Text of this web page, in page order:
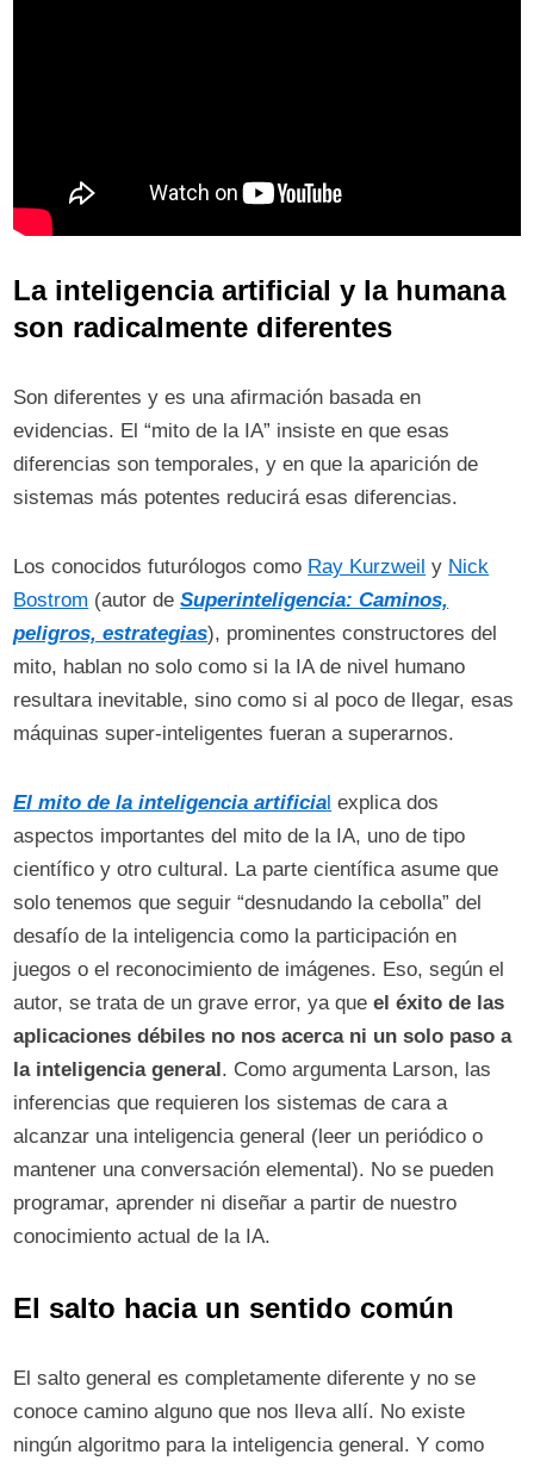
La inteligencia artificial y la humana
son radicalmente diferentes
Son diferentes y es una afirmación basada en
evidencias. El “mito de la IA” insiste en que esas
diferencias son temporales, y en que la aparición de
sistemas más potentes reducirá esas diferencias.
Los conocidos futurólogos como Ray Kurzweil y Nick
Bostrom (autor deSuperinteligencia: Caminos,
peligros, estrategias), prominentes constructores del
mito, hablan no solo como si la IA de nivel humano
resultara inevitable, sino como si al poco de llegar, esas
máquinas super-inteligentes fueran a superarnos.
El mito de la inteligencia artificia explica dos
aspectos importantes del mito de la IA, uno de tipo
científico y otro cultural. La parte científica asume que
solo tenemos que seguir “desnudando la cebolla” del
desafío de la inteligencia como la participación en
juegos o el reconocimiento de imágenes. Eso, según el
autor, se trata de un grave error, ya queel éxito de las
aplicaciones débiles no nos acerca ni un solo paso a
la inteligencia general . Como argumenta Larson, las
inferencias que requieren los sistemas de cara a
alcanzar una inteligencia general (leer un periódico o
mantener una conversación elemental). No se pueden
programar, aprender ni diseñar a partir de nuestro
conocimiento actual de la IA.
El salto hacia un sentido común
El salto general es completamente diferente y no se
conoce camino alguno que nos lleva allí. No existe
ningún algoritmo para la inteligencia general. Y como